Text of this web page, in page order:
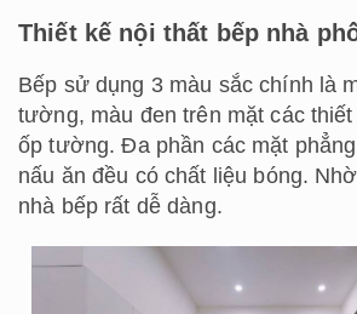
Thiết kế nội thất bếp nhà
Bếp sử dụng 3 màu sắc chính là
tường, màu đen trên mặt các
ốp tường. Đa phần các mặt
nấu ăn đều có chất liệu bóng.
nhà bếp rất dễ dàng.